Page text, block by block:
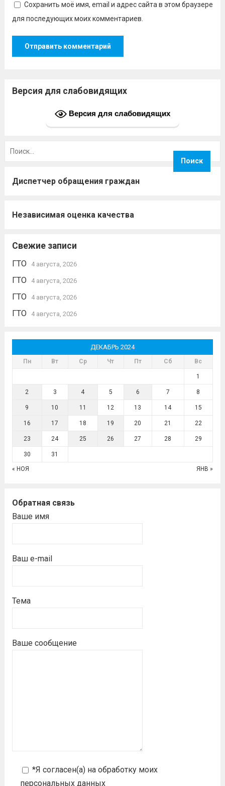
Сохранить моё имя, email и адрес сайта в этом браузере
для последующих моих комментариев.
Версия для слабовидящих
Версия для слабовидящих
Диспетчер обращения граждан
Независимая оценка качества
Свежие записи
ГТО 4 августа, 2026
ГТО 4 августа, 2026
ГТО 4 августа, 2026
ГТО 4 августа, 2026
ДЕКАБРЬ 2024
Пн Вт Ср Чт Пт Сб Вс
1
2 3 4 5 6 7 8
9 10 11 12 13 14 15
16 17 18 19 20 21 22
23 24 25 26 27 28 29
30 31
« НОЯ ЯНВ »
Обратная связь
Ваше имя
Ваш e-mail
Тема
Ваше сообщение
*Я согласен(а) на обработку моих
персональных данных